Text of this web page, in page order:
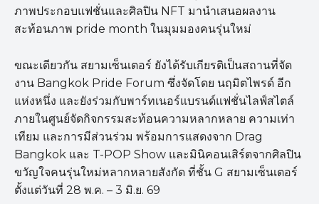
ภาพประกอบแฟชั่นและศิลปิน NFT มานำเสนอผลงาน
สะท้อนภาพ pride month ในมุมมองคนรุ่นใหม่
ขณะเดียวกัน สยามเซ็นเตอร์ ยังได้รับเกียรติเป็นสถานที่จัด
งาน Bangkok Pride Forum ซึ่งจัดโดย นฤมิตไพรด์ อีก
แห่งหนึ่ง และยังร่วมกับพาร์ทเนอร์แบรนด์แฟชั่นไลฟ์สไตล์
ภายในศูนย์จัดกิจกรรมสะท้อนความหลากหลาย ความเท่า
เทียม และการมีส่วนร่วม พร้อมการแสดงจาก Drag
Bangkok และ T-POP Show และมินิคอนเสิร์ตจากศิลปิน
ขวัญใจคนรุ่นใหม่หลากหลายสังกัด ที่ชั้น G สยามเซ็นเตอร์
ตั้งแต่วันที่ 28 พ.ค. – 3 มิ.ย. 69